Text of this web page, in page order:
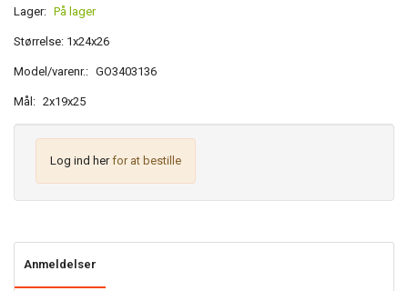
Lager: På lager
Størrelse: 1x24x26
Model/varenr.: GO3403136
Mål: 2x19x25
Log ind herfor at bestille
Anmeldelser